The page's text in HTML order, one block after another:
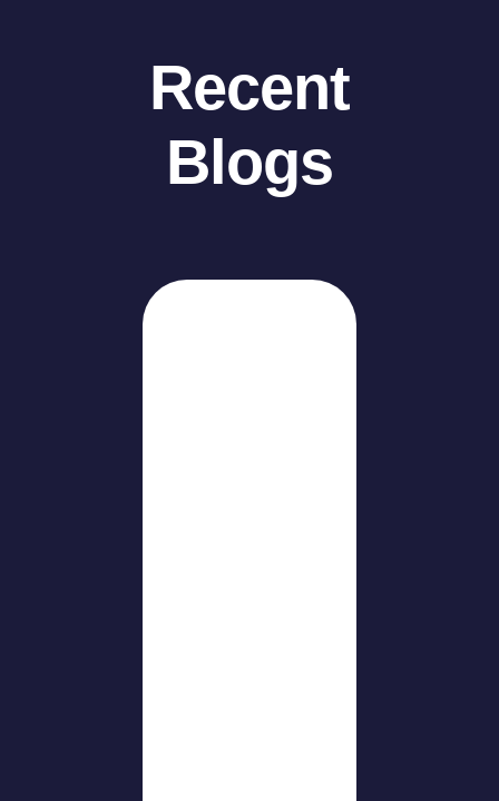
Recent
Blogs